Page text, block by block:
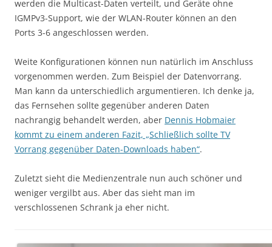
werden die Multicast-Daten verteilt, und Geräte ohne
IGMPv3-Support, wie der WLAN-Router können an den
Ports 3-6 angeschlossen werden.
Weite Konfigurationen können nun natürlich im Anschluss
vorgenommen werden. Zum Beispiel der Datenvorrang.
Man kann da unterschiedlich argumentieren. Ich denke ja,
das Fernsehen sollte gegenüber anderen Daten
nachrangig behandelt werden, aber Dennis Hobmaier
kommt zu einem anderen Fazit, „Schließlich sollte TV
Vorrang gegenüber Daten-Downloads haben“.
Zuletzt sieht die Medienzentrale nun auch schöner und
weniger vergilbt aus. Aber das sieht man im
verschlossenen Schrank ja eher nicht.